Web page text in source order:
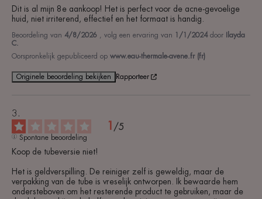
Dit is al mijn 8e aankoop! Het is perfect voor de acne-gevoelige
huid, niet irriterend, effectief en het formaat is handig.
Beoordeling van 4/8/2026 , volg een ervaring van 1/1/2024 door
Ilayda
C.
Oorspronkelijk gepubliceerd op www.eau-thermale-avene.fr (fr)
Originele beoordeling bekijken Rapporteer
1 /5
Spontane beoordeling
Koop de tubeversie niet!
Het is geldverspilling. De reiniger zelf is geweldig, maar de
verpakking van de tube is vreselijk ontworpen. Ik bewaarde hem
ondersteboven om het resterende product te gebruiken, maar de